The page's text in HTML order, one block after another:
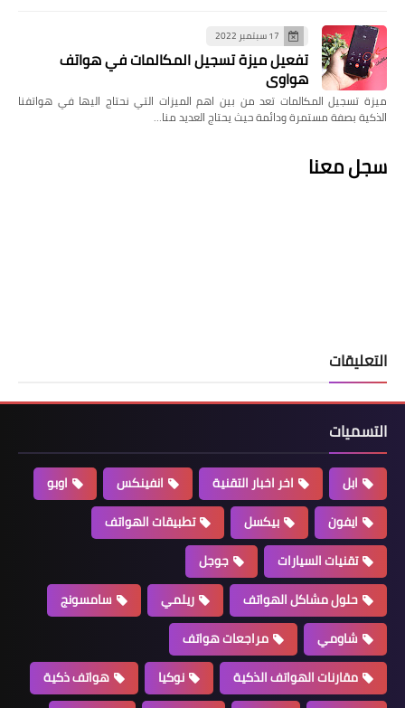
17 سبتمبر 2022
تفعيل ميزة تسجيل المكالمات في هواتف
هواوي
ميزة تسجيل المكالمات تعد من بين اهم الميزات التي نحتاج اليها في هواتفنا
الذكية بصفة مستمرة ودائمة حيث يحتاج العديد منا…
سجل معنا
التعليقات
التسميات
ابل اخر اخبار التقنية انفينكس
اوبو
ايفون
بيكسل
تطبيقات الهواتف
تقنيات السيارات
جوجل
حلول مشاكل الهواتف
ريلمي
سامسونج
شاومي
مراجعات هواتف
مقارنات الهواتف الذكية
نوكيا
هواتف ذكية